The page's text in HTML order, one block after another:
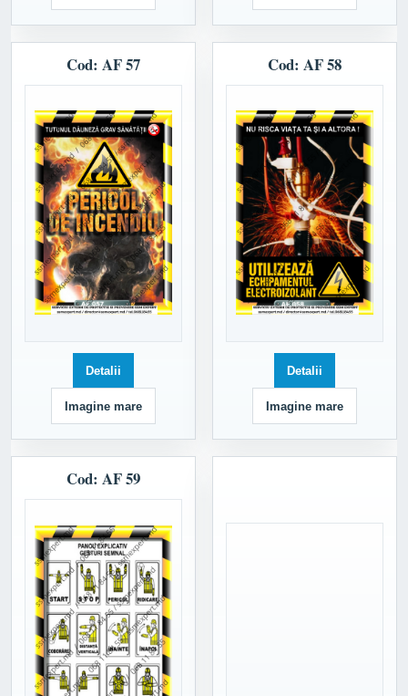
Cod: AF 57
Detalii
Imagine mare
Cod: AF 58
Detalii
Imagine mare
Cod: AF 59